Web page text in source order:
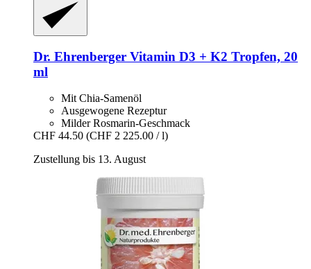
Dr. Ehrenberger Vitamin D3 + K2 Tropfen, 20
ml
Mit Chia-Samenöl
Ausgewogene Rezeptur
Milder Rosmarin-Geschmack
CHF 44.50 (CHF 2 225.00 / l)
Zustellung bis 13. August